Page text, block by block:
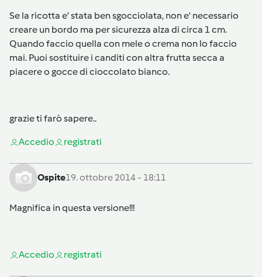
Se la ricotta e' stata ben sgocciolata, non e' necessario
creare un bordo ma per sicurezza alza di circa 1 cm.
Quando faccio quella con mele o crema non lo faccio
mai. Puoi sostituire i canditi con altra frutta secca a
piacere o gocce di cioccolato bianco.
grazie ti farò sapere..
Accedio registrati
Ospite19. ottobre 2014 - 18:11
Magnifica in questa versione!!!
Accedio registrati